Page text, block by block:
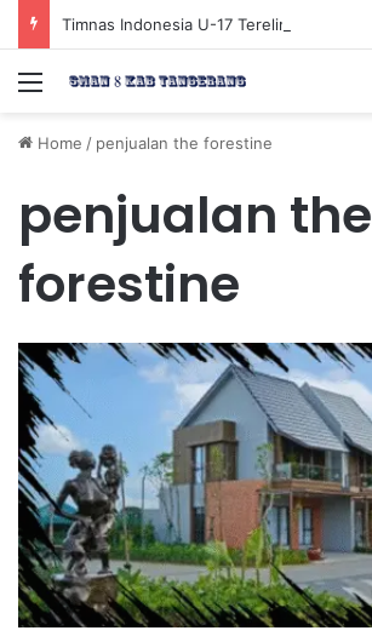
Menu
Home / penjualan the forestine
penjualan the
forestine